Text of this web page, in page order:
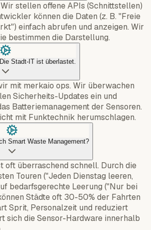
stellen offene APIs (Schnittstellen)
können die Daten (z. B. "Freie
einfach abrufen und anzeigen. Wir
bestimmen die Darstellung.
Stadt-IT ist überlastet.
mit merkaio ops. Wir überwachen
Sicherheits-Updates ein und
Batteriemanagement der Sensoren.
mit Funktechnik herumschlagen.
Smart Waste Management?
oft überraschend schnell. Durch die
Touren ("Jeden Dienstag leeren,
bedarfsgerechte Leerung ("Nur bei
Städte oft 30-50% der Fahrten
Sprit, Personalzeit und reduziert
sich die Sensor-Hardware innerhalb